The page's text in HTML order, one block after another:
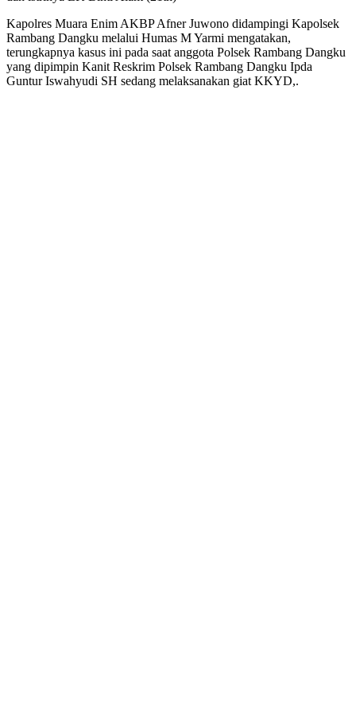
Kapolres Muara Enim AKBP Afner Juwono didampingi Kapolsek
Rambang Dangku melalui Humas M Yarmi mengatakan,
terungkapnya kasus ini pada saat anggota Polsek Rambang Dangku
yang dipimpin Kanit Reskrim Polsek Rambang Dangku Ipda
Guntur Iswahyudi SH sedang melaksanakan giat KKYD,.